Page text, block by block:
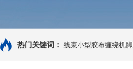
热门关键词： 线束小型胶布缠绕机